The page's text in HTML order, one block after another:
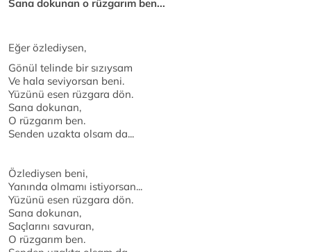
Sana dokunan o rüzgarım ben...
Eğer özlediysen,
Gönül telinde bir sızıysam
Ve hala seviyorsan beni.
Yüzünü esen rüzgara dön.
Sana dokunan,
O rüzgarım ben.
Senden uzakta olsam da...
Özlediysen beni,
Yanında olmamı istiyorsan...
Yüzünü esen rüzgara dön.
Sana dokunan,
Saçlarını savuran,
O rüzgarım ben.